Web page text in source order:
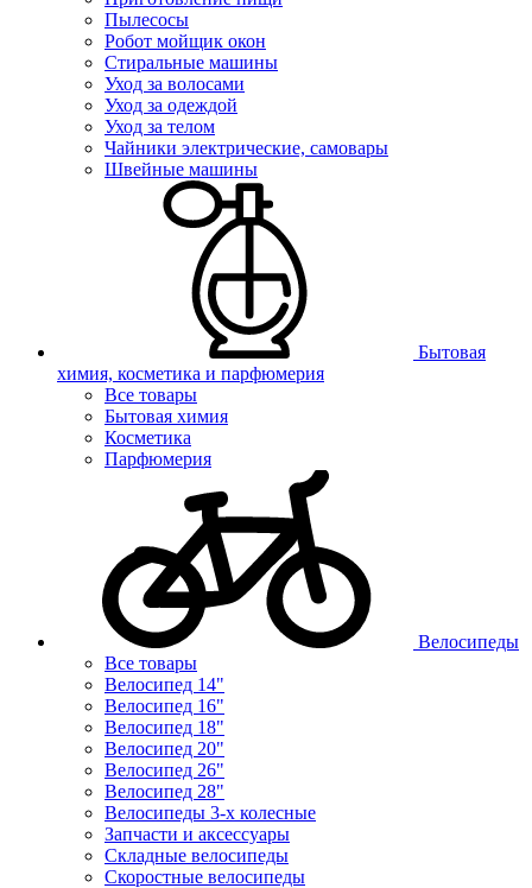
Пылесосы
Робот мойщик окон
Стиральные машины
Уход за волосами
Уход за одеждой
Уход за телом
Чайники электрические, самовары
Швейные машины
Бытовая
химия, косметика и парфюмерия
Все товары
Бытовая химия
Косметика
Парфюмерия
Велосипеды
Все товары
Велосипед 14"
Велосипед 16"
Велосипед 18"
Велосипед 20"
Велосипед 26"
Велосипед 28"
Велосипеды 3-х колесные
Запчасти и аксессуары
Складные велосипеды
Скоростные велосипеды